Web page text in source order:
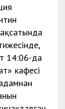
14:06-да
кафесі